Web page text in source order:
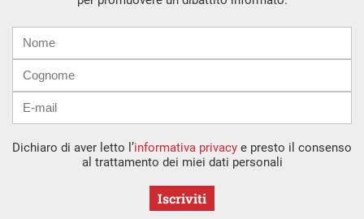
mail
Dichiaro di aver letto l’informativa privacy e presto il consenso
al trattamento dei miei dati personali
Iscriviti